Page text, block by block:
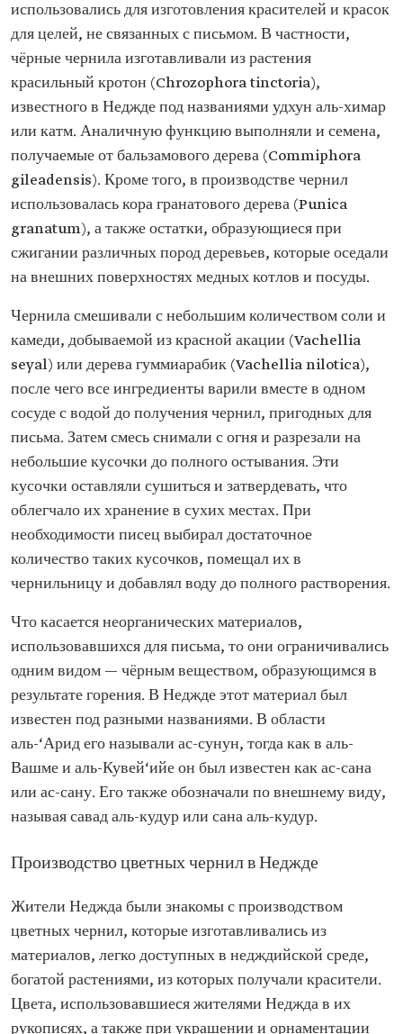
использовались для изготовления красителей и красок
для целей, не связанных с письмом. В частности,
чёрные чернила изготавливали из растения
красильный кротон (Chrozophora tinctoria),
известного в Неджде под названиями удхун аль-химар
или катм. Аналичную функцию выполняли и семена,
получаемые от бальзамового дерева (Commiphora
gileadensis). Кроме того, в производстве чернил
использовалась кора гранатового дерева (Punica
granatum), а также остатки, образующиеся при
сжигании различных пород деревьев, которые оседали
на внешних поверхностях медных котлов и посуды.
Чернила смешивали с небольшим количеством соли и
камеди, добываемой из красной акации (Vachellia
seyal) или дерева гуммиарабик (Vachellia nilotica),
после чего все ингредиенты варили вместе в одном
сосуде с водой до получения чернил, пригодных для
письма. Затем смесь снимали с огня и разрезали на
небольшие кусочки до полного остывания. Эти
кусочки оставляли сушиться и затвердевать, что
облегчало их хранение в сухих местах. При
необходимости писец выбирал достаточное
количество таких кусочков, помещал их в
чернильницу и добавлял воду до полного растворения.
Что касается неорганических материалов,
использовавшихся для письма, то они ограничивались
одним видом — чёрным веществом, образующимся в
результате горения. В Неджде этот материал был
известен под разными названиями. В области
аль-‘Арид его называли ас-сунун, тогда как в аль-
Вашме и аль-Кувей‘ийе он был известен как ас-сана
или ас-сану. Его также обозначали по внешнему виду,
называя савад аль-кудур или сана аль-кудур.
Производство цветных чернил в Неджде
Жители Неджда были знакомы с производством
цветных чернил, которые изготавливались из
материалов, легко доступных в недждийской среде,
богатой растениями, из которых получали красители.
Цвета, использовавшиеся жителями Неджда в их
рукописях, а также при украшении и орнаментации